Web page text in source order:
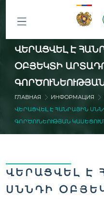
ԲՈԼՈՐ
ԲԱԺԻՆՆԵՐԸ
ՎԵՐԱՑՎԵԼ Է
ՕԲՅԵԿՏԻ
ГЛАВНАЯ ИНФОРМАЦИЯ
ՎԵՐԱՑՎԵԼ Է ՀԱՆՐԱՅԻՆ
ԳՈՐԾՈՒՆԵՈՒԹՅԱՆ
ՎԵՐԱՑՎԵԼ Է
ՍՆՆԴԻ